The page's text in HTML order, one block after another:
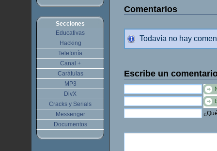
Comentarios
Todavía no hay
Escribe un
Secciones
Educativas
Hacking
Telefonía
Canal +
Carátulas
MP3
DivX
Cracks y Serials
Messenger
Documentos